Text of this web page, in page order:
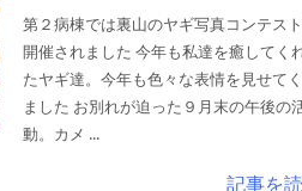
第２病棟では裏山のヤギ写真コンテス
開催されました 今年も私達を癒してく
たヤギ達。今年も色々な表情を見せて
ました お別れが迫った９月末の午後の
動。カメ ...
記事を